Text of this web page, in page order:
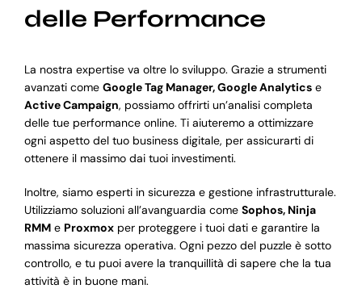
delle Performance
La nostra expertise va oltre lo sviluppo. Grazie a strumenti
avanzati come Google Tag Manager, Google Analyticse
Active Campaign, possiamo offrirti un’analisi completa
delle tue performance online. Ti aiuteremo a ottimizzare
ogni aspetto del tuo business digitale, per assicurarti di
ottenere il massimo dai tuoi investimenti.
Inoltre, siamo esperti in sicurezza e gestione infrastrutturale.
Utilizziamo soluzioni all’avanguardia come Sophos, Ninja
RMMe Proxmoxper proteggere i tuoi dati e garantire la
massima sicurezza operativa. Ogni pezzo del puzzle è sotto
controllo, e tu puoi avere la tranquillità di sapere che la tua
attività è in buone mani.